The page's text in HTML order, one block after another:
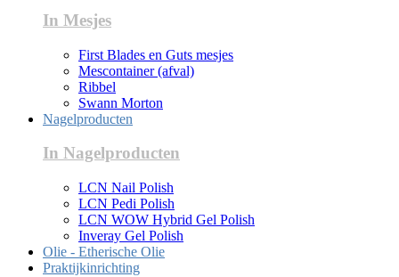
In Mesjes
First Blades en Guts mesjes
Mescontainer (afval)
Ribbel
Swann Morton
Nagelproducten
In Nagelproducten
LCN Nail Polish
LCN Pedi Polish
LCN WOW Hybrid Gel Polish
Inveray Gel Polish
Olie - Etherische Olie
Praktijkinrichting